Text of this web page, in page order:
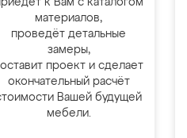
к Вам с каталогом
материалов,
проведёт детальные
замеры,
проект и сделает
окончательный расчёт
Вашей будущей
мебели.